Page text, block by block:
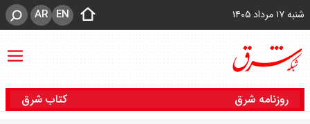
شنبه ۱۷ مرداد ۱۴۰۵ EN
AR
روزنامه شرق کتاب شرق